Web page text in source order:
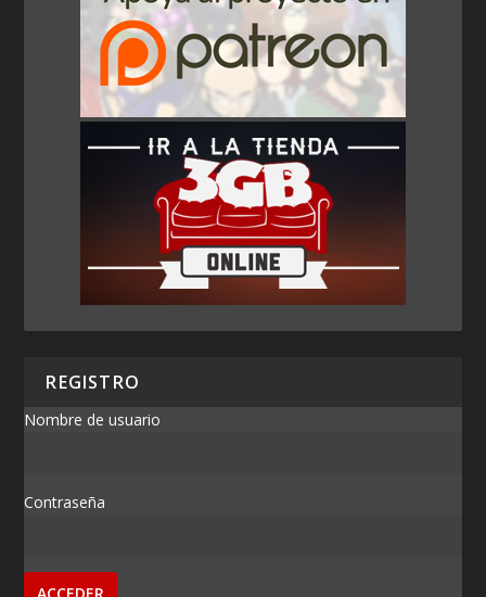
REGISTRO
Nombre de usuario
Contraseña